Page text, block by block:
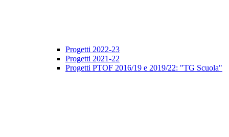
Progetti 2022-23
Progetti 2021-22
Progetti PTOF 2016/19 e 2019/22: "TG Scuola"